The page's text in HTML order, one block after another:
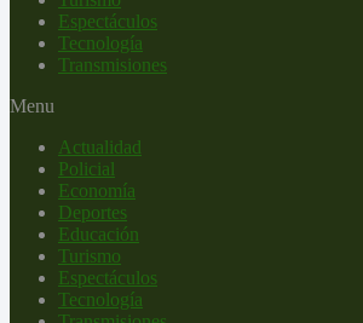
Espectáculos
Tecnología
Transmisiones
Menu
Actualidad
Policial
Economía
Deportes
Educación
Turismo
Espectáculos
Tecnología